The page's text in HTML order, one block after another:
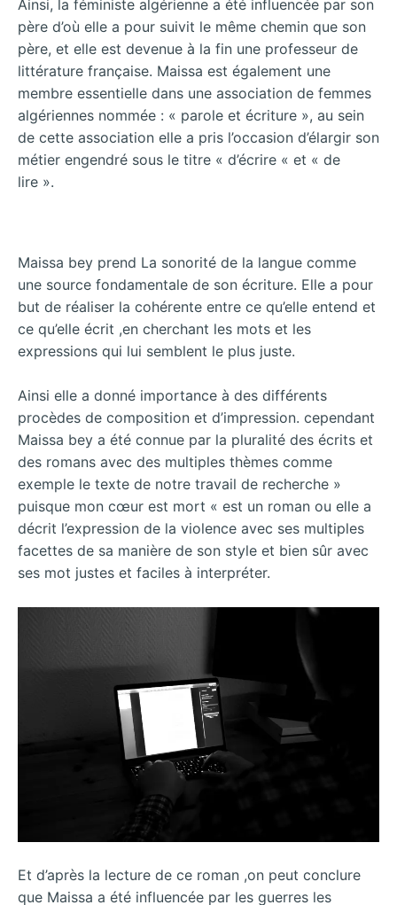
Ainsi, la féministe algérienne a été influencée par son
père d’où elle a pour suivit le même chemin que son
père, et elle est devenue à la fin une professeur de
littérature française. Maissa est également une
membre essentielle dans une association de femmes
algériennes nommée : « parole et écriture », au sein
de cette association elle a pris l’occasion d’élargir son
métier engendré sous le titre « d’écrire « et « de
lire ».
Maissa bey prend La sonorité de la langue comme
une source fondamentale de son écriture. Elle a pour
but de réaliser la cohérente entre ce qu’elle entend et
ce qu’elle écrit ,en cherchant les mots et les
expressions qui lui semblent le plus juste.
Ainsi elle a donné importance à des différents
procèdes de composition et d’impression. cependant
Maissa bey a été connue par la pluralité des écrits et
des romans avec des multiples thèmes comme
exemple le texte de notre travail de recherche »
puisque mon cœur est mort « est un roman ou elle a
décrit l’expression de la violence avec ses multiples
facettes de sa manière de son style et bien sûr avec
ses mot justes et faciles à interpréter.
Et d’après la lecture de ce roman ,on peut conclure
que Maissa a été influencée par les guerres les